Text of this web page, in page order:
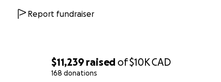
$11,239 raised of$10KCAD
168 donations
Report fundraiser